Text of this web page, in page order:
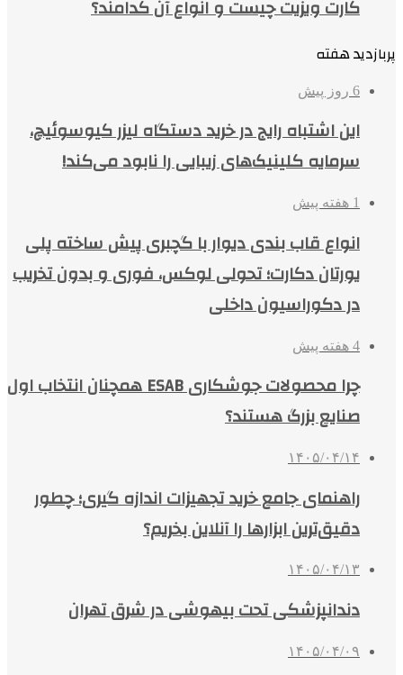
کارت ویزیت چیست و انواع آن کدامند؟
پربازدید هفته
6 روز پیش
این اشتباه رایج در خرید دستگاه لیزر کیوسوئیچ،
سرمایه کلینیک‌های زیبایی را نابود می‌کند!
1 هفته پیش
انواع قاب بندی دیوار با گچبری پیش ساخته پلی
یورتان دکارت؛ تحولی لوکس، فوری و بدون تخریب
در دکوراسیون داخلی
4 هفته پیش
چرا محصولات جوشکاری ESAB همچنان انتخاب اول
صنایع بزرگ هستند؟
۱۴۰۵/۰۴/۱۴
راهنمای جامع خرید تجهیزات اندازه گیری؛ چطور
دقیق‌ترین ابزارها را آنلاین بخریم؟
۱۴۰۵/۰۴/۱۳
دندانپزشکی تحت بیهوشی در شرق تهران
۱۴۰۵/۰۴/۰۹